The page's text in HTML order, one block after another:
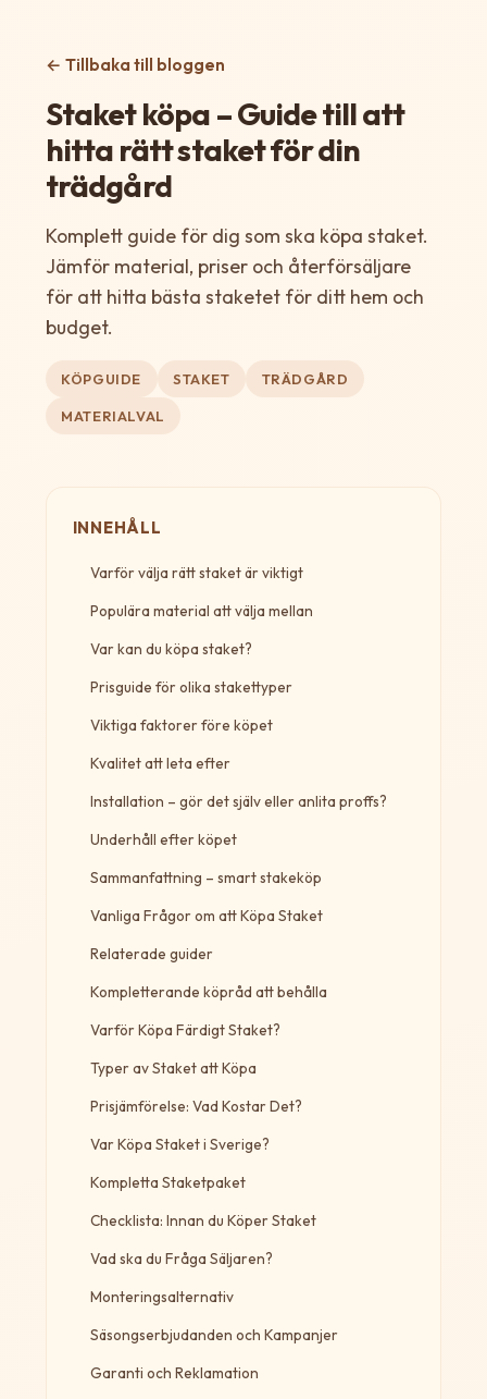
← Tillbaka till bloggen
Staket köpa – Guide till att
hitta rätt staket för din
trädgård
Komplett guide för dig som ska köpa staket.
Jämför material, priser och återförsäljare
för att hitta bästa staketet för ditt hem och
budget.
KÖPGUIDE STAKET TRÄDGÅRD
MATERIALVAL
INNEHÅLL
Varför välja rätt staket är viktigt
Populära material att välja mellan
Var kan du köpa staket?
Prisguide för olika stakettyper
Viktiga faktorer före köpet
Kvalitet att leta efter
Installation – gör det själv eller anlita proffs?
Underhåll efter köpet
Sammanfattning – smart stakeköp
Vanliga Frågor om att Köpa Staket
Relaterade guider
Kompletterande köpråd att behålla
Varför Köpa Färdigt Staket?
Typer av Staket att Köpa
Prisjämförelse: Vad Kostar Det?
Var Köpa Staket i Sverige?
Kompletta Staketpaket
Checklista: Innan du Köper Staket
Vad ska du Fråga Säljaren?
Monteringsalternativ
Säsongserbjudanden och Kampanjer
Garanti och Reklamation